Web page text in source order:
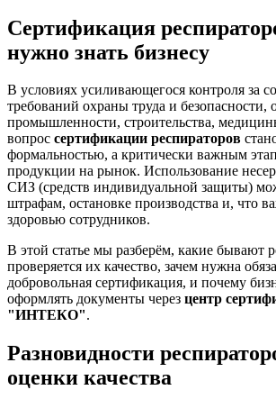
Сертификация
нужно знать бизнесу
В условиях усиливающегося контроля за
требований охраны труда и безопасности,
промышленности, строительства,
вопрос сертификации респираторов
формальностью, а критически важным
продукции на рынок. Использование
СИЗ (средств индивидуальной защиты)
штрафам, остановке производства и, что
здоровью сотрудников.
В этой статье мы разберём, какие бывают
проверяется их качество, зачем нужна
добровольная сертификация, и почему
оформлять документы через центр
"ИНТЕКО".
Разновидности
оценки качества